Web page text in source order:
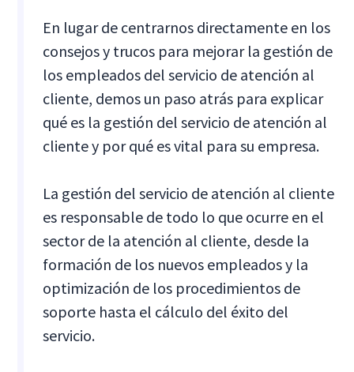
En lugar de centrarnos directamente en los
consejos y trucos para mejorar la gestión de
los empleados del servicio de atención al
cliente, demos un paso atrás para explicar
qué es la gestión del servicio de atención al
cliente y por qué es vital para su empresa.
La gestión del servicio de atención al cliente
es responsable de todo lo que ocurre en el
sector de la atención al cliente, desde la
formación de los nuevos empleados y la
optimización de los procedimientos de
soporte hasta el cálculo del éxito del
servicio.